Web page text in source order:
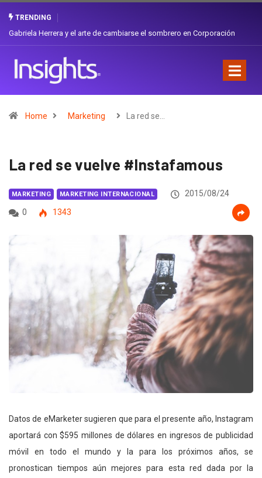
TRENDING
Gabriela Herrera y el arte de cambiarse el sombrero en Corporación
Home Marketing La red se…
La red se vuelve #Instafamous
MARKETING MARKETING INTERNACIONAL
2015/08/24
0
1343
Datos de eMarketer sugieren que para el presente año, Instagram
aportará con $595 millones de dólares en ingresos de publicidad
móvil en todo el mundo y la para los próximos años, se
pronostican tiempos aún mejores para esta red dada por la